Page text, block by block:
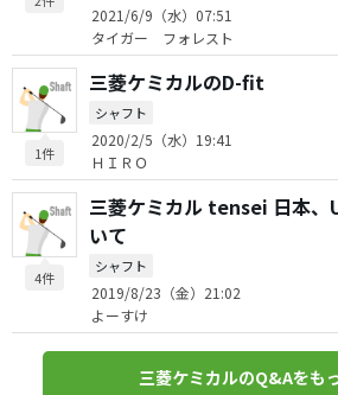
2021/6/9（水）07:51
タイガー フォレスト
1件
三菱ケミカルのD-fit
シャフト
2020/2/5（水）19:41
ＨＩＲＯ
4件
三菱ケミカル tensei 日本、
いて
シャフト
2019/8/23（金）21:02
よーすけ
三菱ケミカルのQ&Aをも